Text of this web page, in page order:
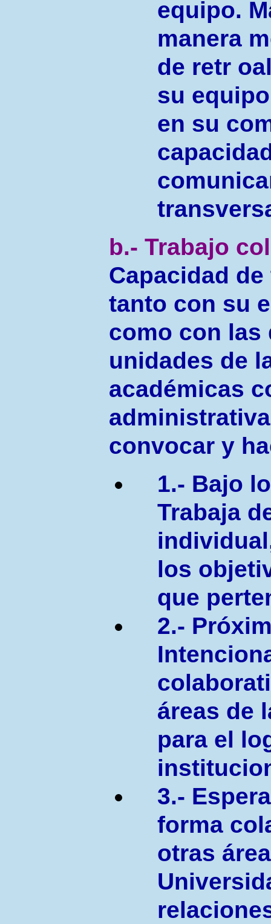
equipo.
manera
de retr
su
en su
b.- Trabajo
Capacidad
tanto con su
como con las
unidades de
académicas
convocar y
1.- Bajo
Trabaja
los
que
2.-
áreas de
para el
3.-
forma
otras